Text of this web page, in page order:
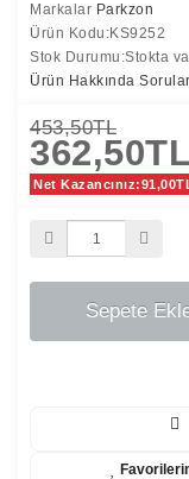
Markalar Parkzon
Ürün Kodu:KS9252
Stok Durumu:Stokta
Ürün Hakkında Sorular
453,50TL
362,50TL
Net
Sepete